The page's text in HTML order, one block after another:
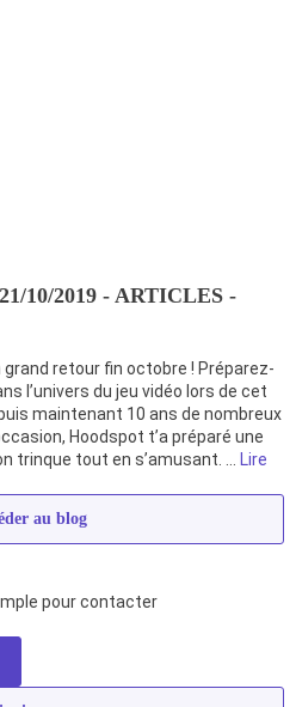
21/10/2019 - ARTICLES -
grand retour fin octobre ! Préparez-
l’univers du jeu vidéo lors de cet
maintenant 10 ans de nombreux
Hoodspot t’a préparé une
trinque tout en s’amusant. …
Lire
au blog
pour contacter